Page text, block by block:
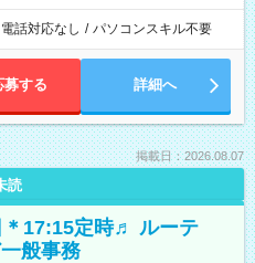
電話対応なし / パソコンスキル不要
募する 詳細へ
掲載日：2026.08.07
読
＊17:15定時♬ ルーテ
般事務